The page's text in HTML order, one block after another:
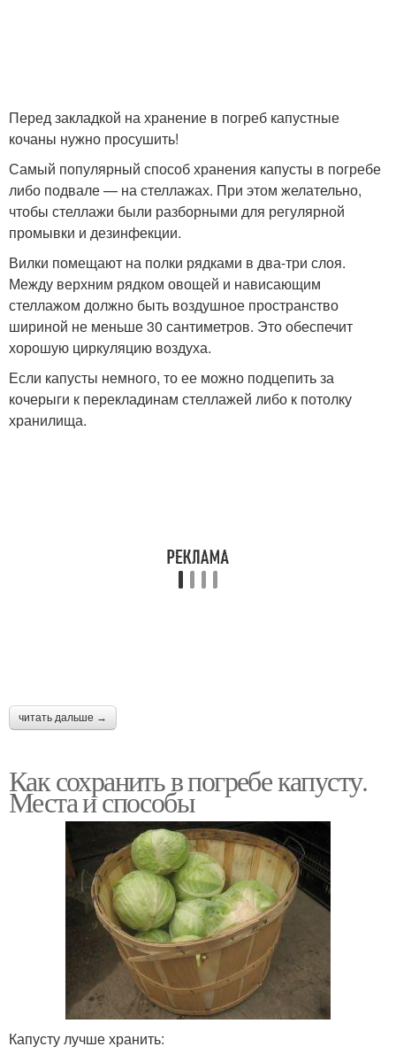
Капусты на длительное
хранение
Сорта для хранения
Перед закладкой на хранение в погреб капустные
кочаны нужно просушить!
Самый популярный способ хранения капусты в погребе
либо подвале — на стеллажах. При этом желательно,
чтобы стеллажи были разборными для регулярной
промывки и дезинфекции.
Вилки помещают на полки рядками в два-три слоя.
Между верхним рядком овощей и нависающим
стеллажом должно быть воздушное пространство
шириной не меньше 30 сантиметров. Это обеспечит
хорошую циркуляцию воздуха.
Если капусты немного, то ее можно подцепить за
кочерыги к перекладинам стеллажей либо к потолку
хранилища.
читать дальше →
Как сохранить в погребе капусту.
Места и способы
Капусту лучше хранить: